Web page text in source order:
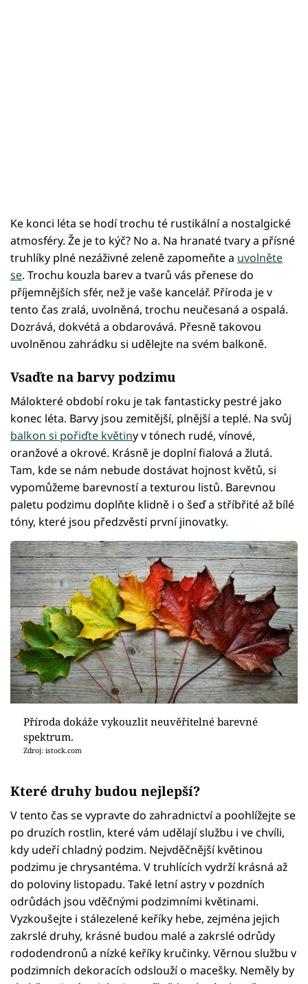
Ke konci léta se hodí trochu té rustikální a nostalgické
atmosféry. Že je to kýč? No a. Na hranaté tvary a přísné
truhlíky plné nezáživné zeleně zapomeňte a uvolněte
se. Trochu kouzla barev a tvarů vás přenese do
příjemnějších sfér, než je vaše kancelář. Příroda je v
tento čas zralá, uvolněná, trochu neučesaná a ospalá.
Dozrává, dokvétá a obdarovává. Přesně takovou
uvolněnou zahrádku si udělejte na svém balkoně.
Vsaďte na barvy podzimu
Málokteré období roku je tak fantasticky pestré jako
konec léta. Barvy jsou zemitější, plnější a teplé. Na svůj
balkon si pořiďte květiny v tónech rudé, vínové,
oranžové a okrové. Krásně je doplní fialová a žlutá.
Tam, kde se nám nebude dostávat hojnost květů, si
vypomůžeme barevností a texturou listů. Barevnou
paletu podzimu doplňte klidně i o šeď a stříbřité až bílé
tóny, které jsou předzvěstí první jinovatky.
Příroda dokáže vykouzlit neuvěřitelné barevné
spektrum.
Zdroj: istock.com
Které druhy budou nejlepší?
V tento čas se vypravte do zahradnictví a poohlížejte se
po druzích rostlin, které vám udělají službu i ve chvíli,
kdy udeří chladný podzim. Nejvděčnější květinou
podzimu je chrysantéma. V truhlících vydrží krásná až
do poloviny listopadu. Také letní astry v pozdních
odrůdách jsou vděčnými podzimními květinami.
Vyzkoušejte i stálezelené keříky hebe, zejména jejich
zakrslé druhy, krásné budou malé a zakrslé odrůdy
rododendronů a nízké keříky kručinky. Věrnou službu v
podzimních dekoracích odslouží o macešky. Neměly by